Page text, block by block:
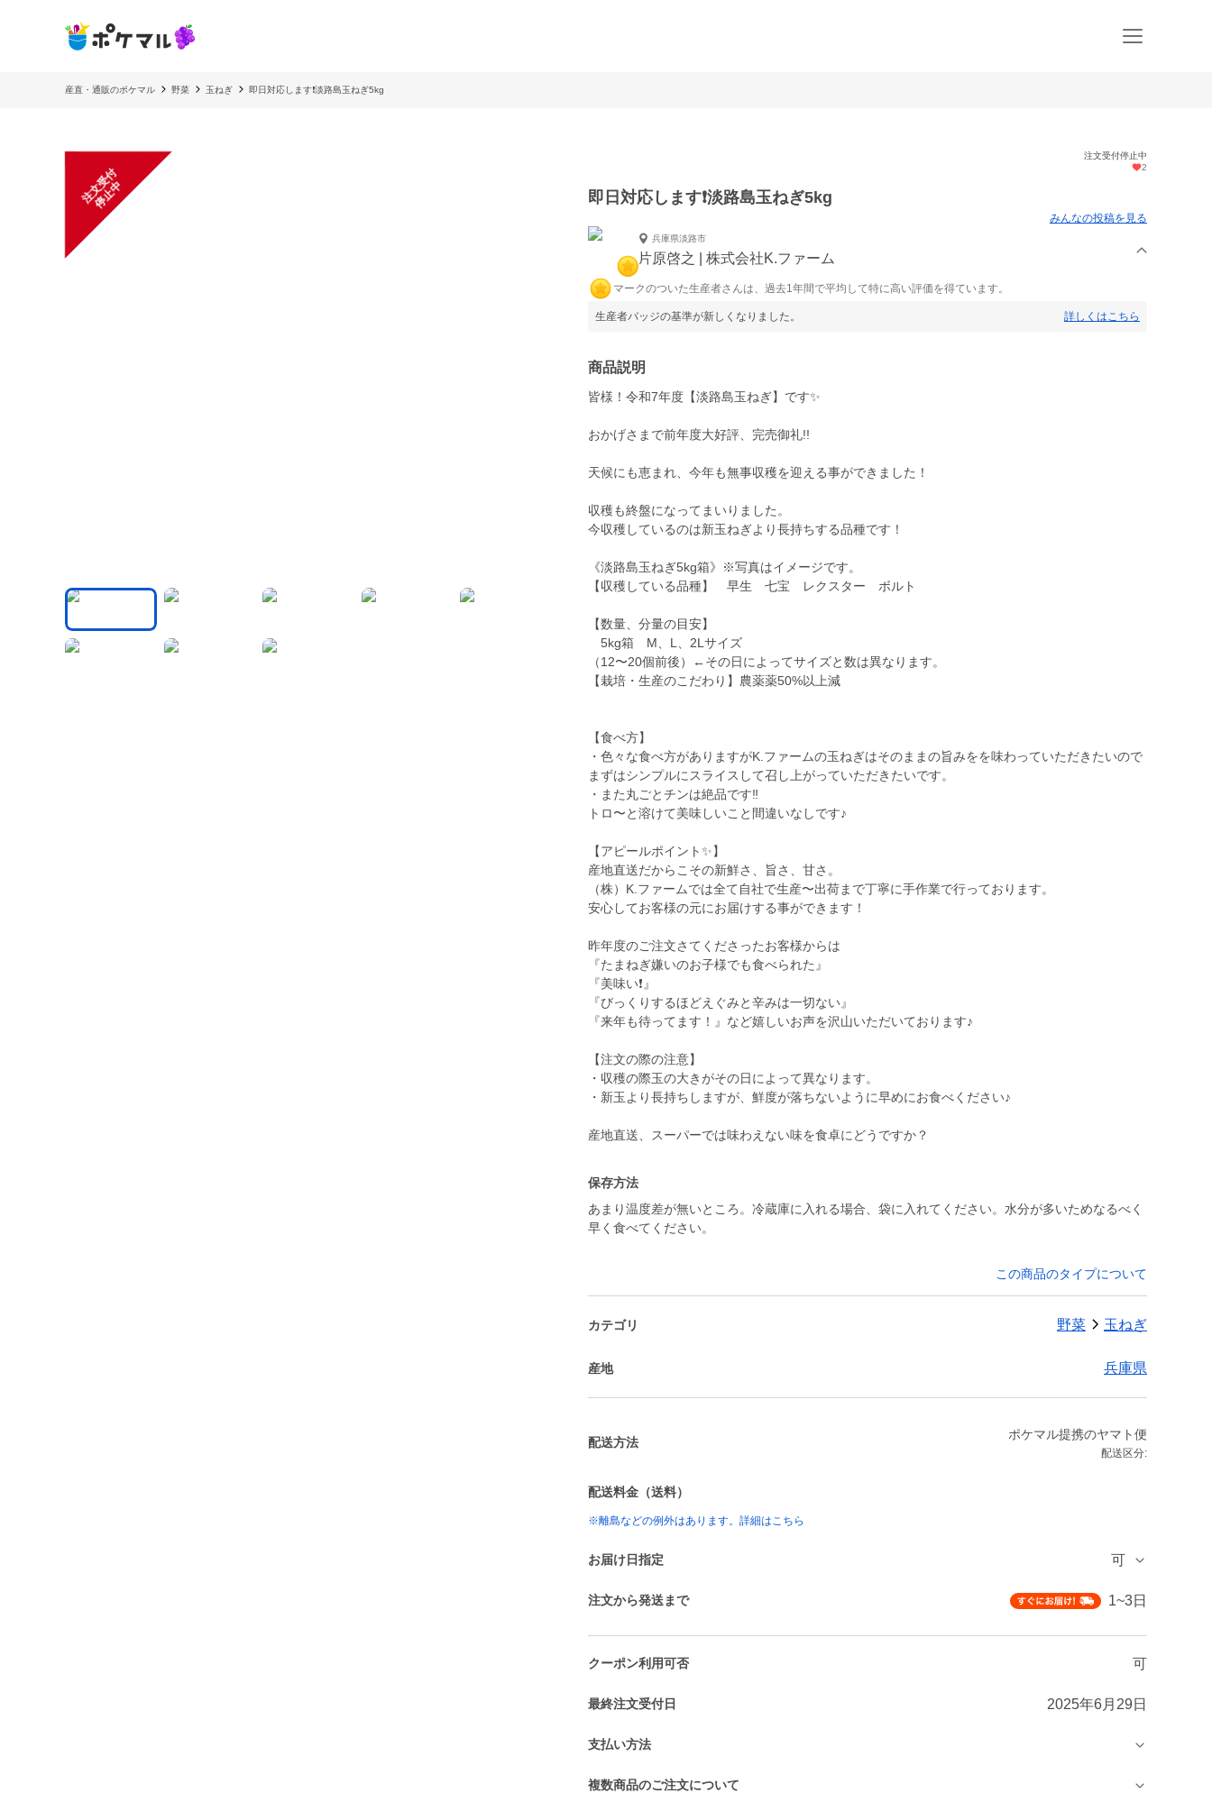
産直・通販のポケマル 野菜 玉ねぎ 即日対応します❗️淡路島玉ねぎ5kg
注
文
受
付
停
止
中
注文受付停止中
2
即日対応します❗️淡路島玉ねぎ5kg
みんなの投稿を見る
兵庫県淡路市
片原啓之 | 株式会社K.ファーム
マークのついた生産者さんは、過去1年間で平均して特に高い評価を得ています。
生産者バッジの基準が新しくなりました。 詳しくはこちら
商品説明
皆様！令和7年度【淡路島玉ねぎ】です✨
おかげさまで前年度大好評、完売御礼!!
天候にも恵まれ、今年も無事収穫を迎える事ができました！
収穫も終盤になってまいりました。
今収穫しているのは新玉ねぎより長持ちする品種です！
《淡路島玉ねぎ5kg箱》※写真はイメージです。
【収穫している品種】 早生 七宝 レクスター ボルト
【数量、分量の目安】
5kg箱 M、L、2Lサイズ
（12〜20個前後）←その日によってサイズと数は異なります。
【栽培・生産のこだわり】農薬薬50%以上減
【食べ方】
・色々な食べ方がありますがK.ファームの玉ねぎはそのままの旨みをを味わっていただきたいので
まずはシンプルにスライスして召し上がっていただきたいです。
・また丸ごとチンは絶品です‼️
トロ〜と溶けて美味しいこと間違いなしです♪
【アピールポイント✨】
産地直送だからこその新鮮さ、旨さ、甘さ。
（株）K.ファームでは全て自社で生産〜出荷まで丁寧に手作業で行っております。
安心してお客様の元にお届けする事ができます！
昨年度のご注文さてくださったお客様からは
『たまねぎ嫌いのお子様でも食べられた』
『美味い❗️』
『びっくりするほどえぐみと辛みは一切ない』
『来年も待ってます！』など嬉しいお声を沢山いただいております♪
【注文の際の注意】
・収穫の際玉の大きがその日によって異なります。
・新玉より長持ちしますが、鮮度が落ちないように早めにお食べください♪
産地直送、スーパーでは味わえない味を食卓にどうですか？
保存方法
あまり温度差が無いところ。冷蔵庫に入れる場合、袋に入れてください。水分が多いためなるべく
早く食べてください。
この商品のタイプについて
カテゴリ 野菜 玉ねぎ
産地 兵庫県
配送方法
ポケマル提携のヤマト便
配送区分:
配送料金（送料）
※離島などの例外はあります。詳細はこちら
お届け日指定 可
注文から発送まで 1~3日
クーポン利用可否 可
最終注文受付日 2025年6月29日
支払い方法
複数商品のご注文について